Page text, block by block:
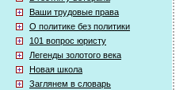
Ваши трудовые права
О политике без политики
101 вопрос юристу
Легенды золотого века
Новая школа
Заглянем в словарь